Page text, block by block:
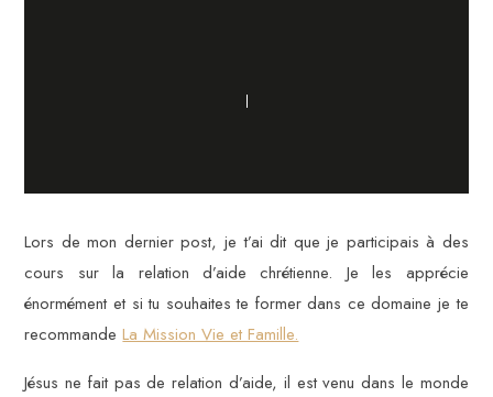
Lors de mon dernier post, je t’ai dit que je participais à des
cours sur la relation d’aide chrétienne. Je les apprécie
énormément et si tu souhaites te former dans ce domaine je te
recommandeLa Mission Vie et Famille.
Jésus ne fait pas de relation d’aide, il est venu dans le monde